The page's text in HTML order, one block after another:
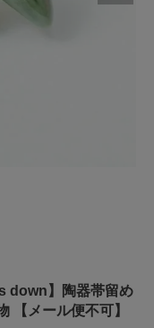
down】陶器帯留め
【メール便不可】